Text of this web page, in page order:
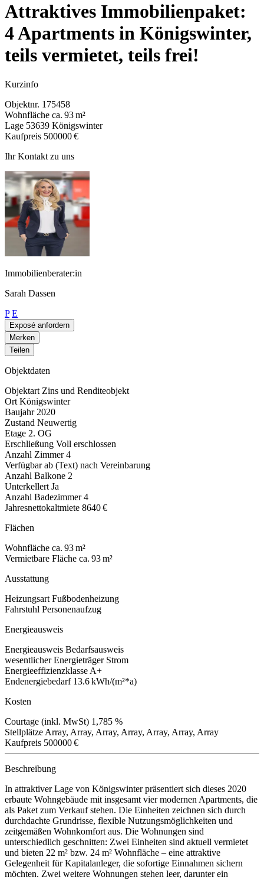
Attraktives Immobilienpaket:
4 Apartments in Königswinter,
teils vermietet, teils frei!
Kurzinfo
Objektnr. 175458
Wohnfläche ca. 93 m²
Lage 53639 Königswinter
Kaufpreis 500000 €
Ihr Kontakt zu uns
Immobilienberater:in
Sarah Dassen
P E
Exposé anfordern
Merken
Teilen
Objektdaten
Objektart Zins und Renditeobjekt
Ort Königswinter
Baujahr 2020
Zustand Neuwertig
Etage 2. OG
Erschließung Voll erschlossen
Anzahl Zimmer 4
Verfügbar ab (Text) nach Vereinbarung
Anzahl Balkone 2
Unterkellert Ja
Anzahl Badezimmer 4
Jahresnettokaltmiete 8640 €
Flächen
Wohnfläche ca. 93 m²
Vermietbare Fläche ca. 93 m²
Ausstattung
Heizungsart Fußbodenheizung
Fahrstuhl Personenaufzug
Energieausweis
Energieausweis Bedarfsausweis
wesentlicher Energieträger Strom
Energieeffizienzklasse A+
Endenergiebedarf 13.6 kWh/(m²*a)
Kosten
Courtage (inkl. MwSt) 1,785 %
Stellplätze Array, Array, Array, Array, Array, Array, Array
Kaufpreis 500000 €
Beschreibung
In attraktiver Lage von Königswinter präsentiert sich dieses 2020
erbaute Wohngebäude mit insgesamt vier modernen Apartments, die
als Paket zum Verkauf stehen. Die Einheiten zeichnen sich durch
durchdachte Grundrisse, flexible Nutzungsmöglichkeiten und
zeitgemäßen Wohnkomfort aus. Die Wohnungen sind
unterschiedlich geschnitten: Zwei Einheiten sind aktuell vermietet
und bieten 22 m² bzw. 24 m² Wohnfläche – eine attraktive
Gelegenheit für Kapitalanleger, die sofortige Einnahmen sichern
möchten. Zwei weitere Wohnungen stehen leer, darunter ein